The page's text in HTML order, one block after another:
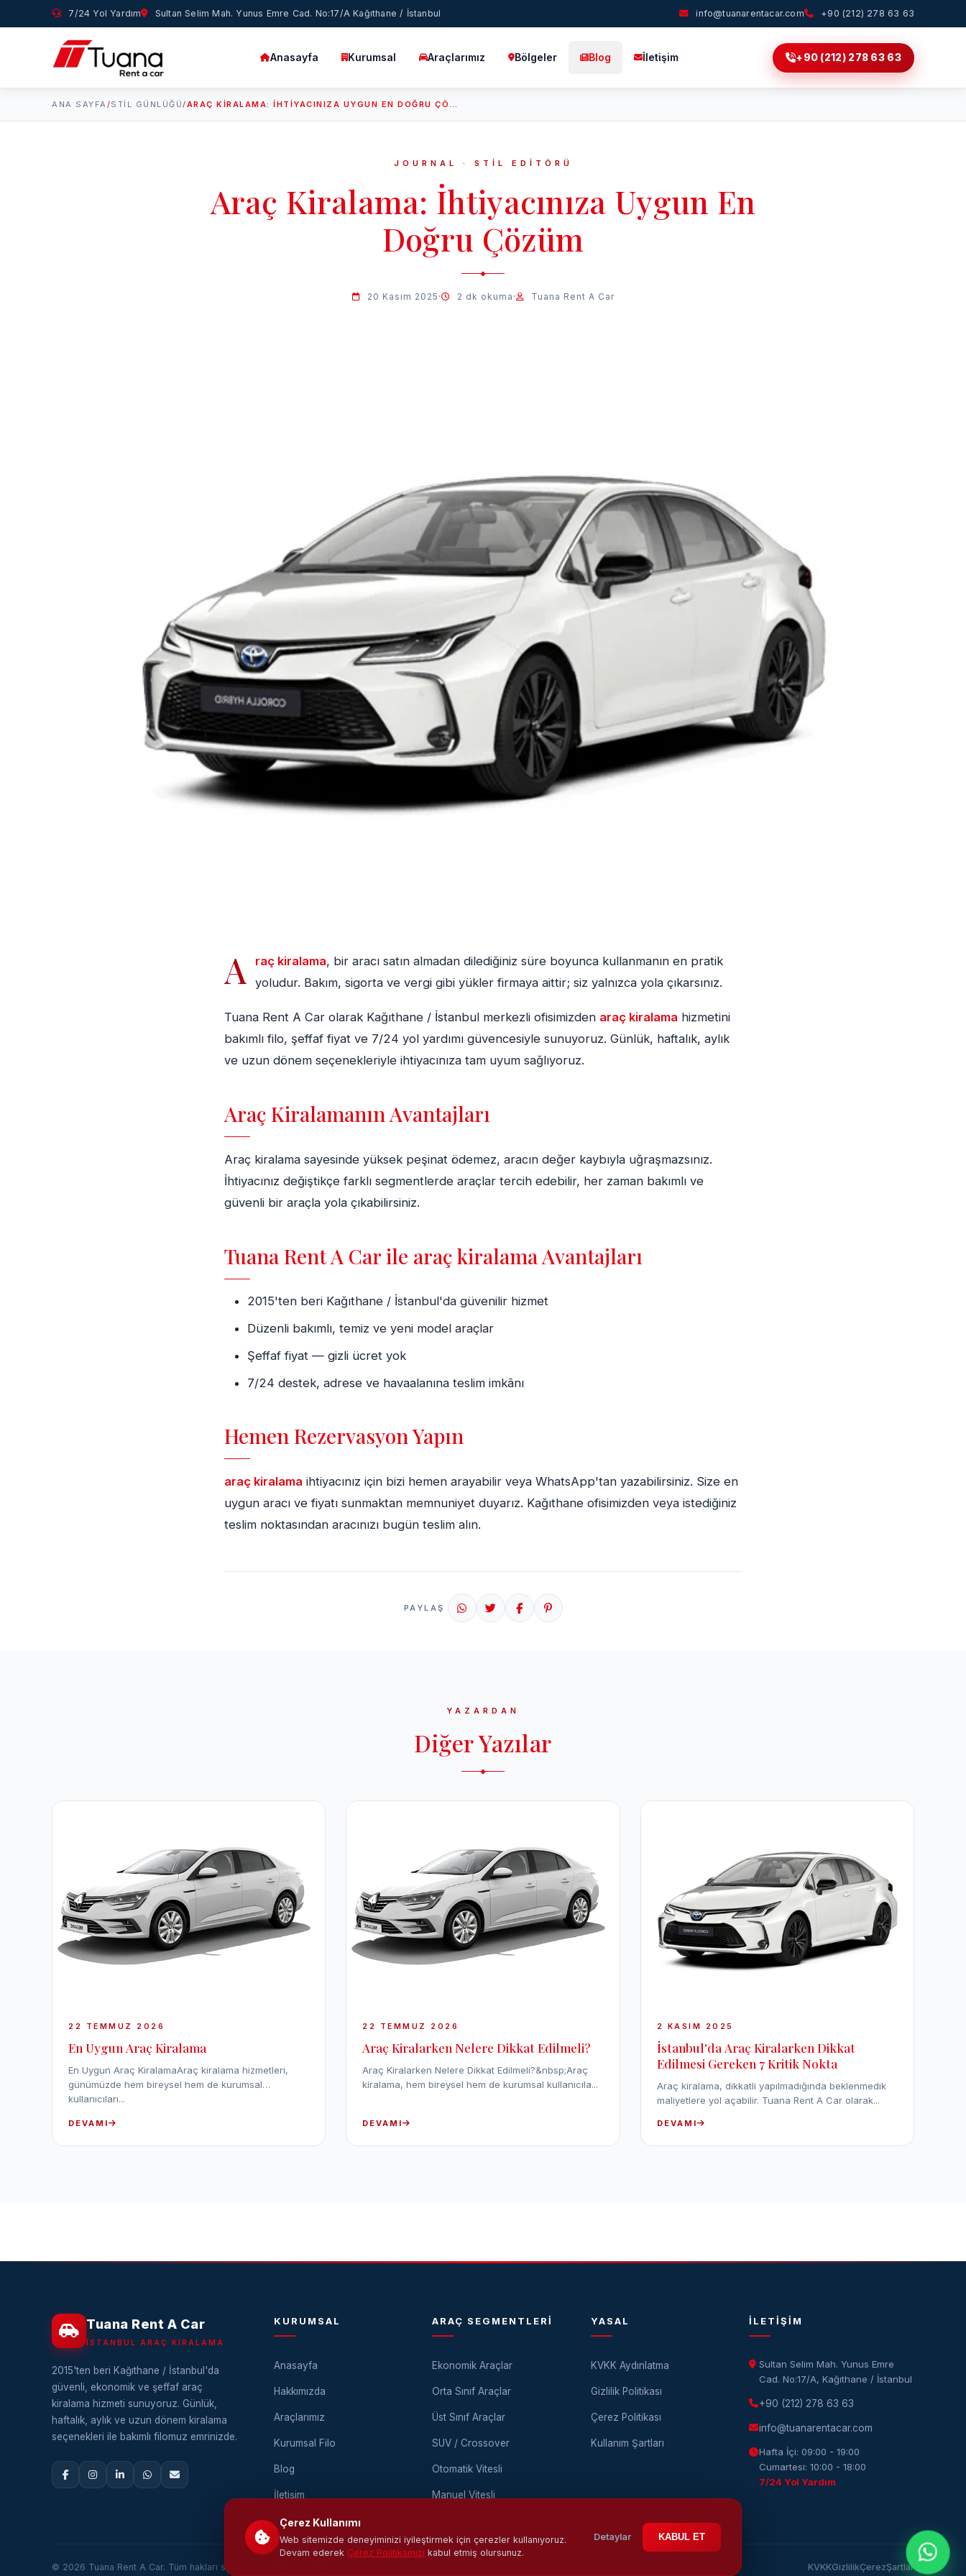
7/24 Yol Yardım Sultan Selim Mah. Yunus Emre Cad. No:17/A Kağıthane / İstanbul info@tuanarentacar.com +90 (212) 278 63 63
Anasayfa Kurumsal Araçlarımız Bölgeler Blog İletişim +90 (212) 278 63 63
ANA SAYFA /STIL GÜNLÜĞÜ/ ARAÇ KIRALAMA: İHTIYACINIZA UYGUN EN DOĞRU ÇÖZÜM
JOURNAL · STİL EDİTÖRÜ
Araç Kiralama: İhtiyacınıza Uygun En
Doğru Çözüm
20 Kasım 2025 · 2 dk okuma · Tuana Rent A Car
A raç kiralama, bir aracı satın almadan dilediğiniz süre boyunca kullanmanın en pratik
yoludur. Bakım, sigorta ve vergi gibi yükler firmaya aittir; siz yalnızca yola çıkarsınız.
Tuana Rent A Car olarak Kağıthane / İstanbul merkezli ofisimizden araç kiralama hizmetini
bakımlı filo, şeffaf fiyat ve 7/24 yol yardımı güvencesiyle sunuyoruz. Günlük, haftalık, aylık
ve uzun dönem seçenekleriyle ihtiyacınıza tam uyum sağlıyoruz.
Araç Kiralamanın Avantajları
Araç kiralama sayesinde yüksek peşinat ödemez, aracın değer kaybıyla uğraşmazsınız.
İhtiyacınız değiştikçe farklı segmentlerde araçlar tercih edebilir, her zaman bakımlı ve
güvenli bir araçla yola çıkabilirsiniz.
Tuana Rent A Car ile araç kiralama Avantajları
2015'ten beri Kağıthane / İstanbul'da güvenilir hizmet
Düzenli bakımlı, temiz ve yeni model araçlar
Şeffaf fiyat — gizli ücret yok
7/24 destek, adrese ve havaalanına teslim imkânı
Hemen Rezervasyon Yapın
araç kiralama ihtiyacınız için bizi hemen arayabilir veya WhatsApp'tan yazabilirsiniz. Size en
uygun aracı ve fiyatı sunmaktan memnuniyet duyarız. Kağıthane ofisimizden veya istediğiniz
teslim noktasından aracınızı bugün teslim alın.
PAYLAŞ
YAZARDAN
Diğer Yazılar
22 TEMMUZ 2026
En Uygun Araç Kiralama
En Uygun Araç KiralamaAraç kiralama hizmetleri,
günümüzde hem bireysel hem de kurumsal
kullanıcıları...
DEVAMI
22 TEMMUZ 2026
Araç Kiralarken Nelere Dikkat Edilmeli?
Araç Kiralarken Nelere Dikkat Edilmeli?&nbsp;Araç
kiralama, hem bireysel hem de kurumsal kullanıcıla...
DEVAMI
2 KASIM 2025
İstanbul'da Araç Kiralarken Dikkat
Edilmesi Gereken 7 Kritik Nokta
Araç kiralama, dikkatli yapılmadığında beklenmedik
maliyetlere yol açabilir. Tuana Rent A Car olarak...
DEVAMI
Tuana Rent A Car
İSTANBUL ARAÇ KIRALAMA
2015'ten beri Kağıthane / İstanbul'da
güvenli, ekonomik ve şeffaf araç
kiralama hizmeti sunuyoruz. Günlük,
haftalık, aylık ve uzun dönem kiralama
seçenekleri ile bakımlı filomuz emrinizde.
KURUMSAL
Anasayfa
Hakkımızda
Araçlarımız
Kurumsal Filo
Blog
İletişim
ARAÇ SEGMENTLERI
Ekonomik Araçlar
Orta Sınıf Araçlar
Üst Sınıf Araçlar
SUV / Crossover
Otomatik Vitesli
Manuel Vitesli
YASAL
KVKK Aydınlatma
Gizlilik Politikası
Çerez Politikası
Kullanım Şartları
İLETIŞIM
Sultan Selim Mah. Yunus Emre
Cad. No:17/A, Kağıthane / İstanbul
+90 (212) 278 63 63
info@tuanarentacar.com
Hafta İçi: 09:00 - 19:00
Cumartesi: 10:00 - 18:00
7/24 Yol Yardım
© 2026 Tuana Rent A Car. Tüm hakları saklıdır. · Tasarım & Yazılım: KVKKGizlilikÇerezŞartlar
Çerez Kullanımı
Web sitemizde deneyiminizi iyileştirmek için çerezler kullanıyoruz.
Devam ederek Çerez Politikamızı kabul etmiş olursunuz.
Detaylar KABUL ET